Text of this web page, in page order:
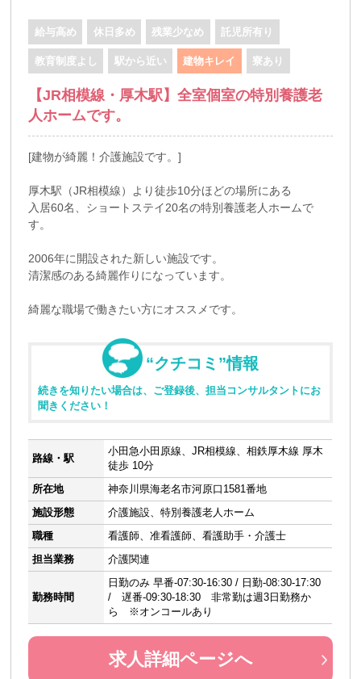
給与高め 休日多め 残業少なめ 託児所有り
教育制度よし 駅から近い 建物キレイ 寮あり
【JR相模線・厚木駅】全室個室の特別養護老
人ホームです。
[建物が綺麗！介護施設です。]
厚木駅（JR相模線）より徒歩10分ほどの場所にある
入居60名、ショートステイ20名の特別養護老人ホームで
す。
2006年に開設された新しい施設です。
清潔感のある綺麗作りになっています。
綺麗な職場で働きたい方にオススメです。
“クチコミ”情報
続きを知りたい場合は、ご登録後、担当コンサルタントにお
聞きください！
路線・駅
小田急小田原線、JR相模線、相鉄厚木線 厚木
徒歩 10分
所在地
神奈川県海老名市河原口1581番地
施設形態
介護施設、特別養護老人ホーム
職種
看護師、准看護師、看護助手・介護士
担当業務
介護関連
勤務時間
日勤のみ 早番-07:30-16:30 / 日勤-08:30-17:30
/ 遅番-09:30-18:30 非常勤は週3日勤務か
ら ※オンコールあり
求人詳細ページへ